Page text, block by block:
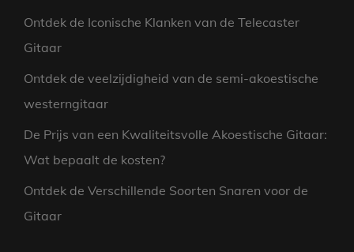
Ontdek de Iconische Klanken van de Telecaster
Gitaar
Ontdek de veelzijdigheid van de semi-akoestische
westerngitaar
De Prijs van een Kwaliteitsvolle Akoestische Gitaar:
Wat bepaalt de kosten?
Ontdek de Verschillende Soorten Snaren voor de
Gitaar